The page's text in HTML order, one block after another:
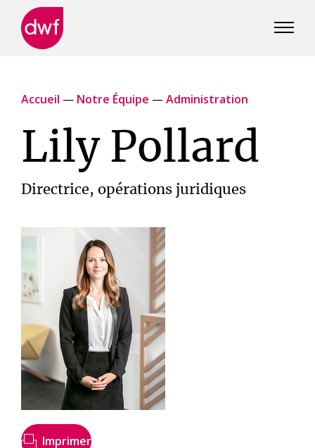
Accueil — Notre Équipe —Administration
Lily Pollard
Directrice, opérations juridiques
Imprimer